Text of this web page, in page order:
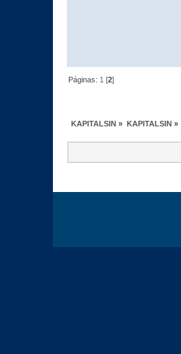
Páginas: 1 [2]
KAPITALSIN » KAPITALSIN»